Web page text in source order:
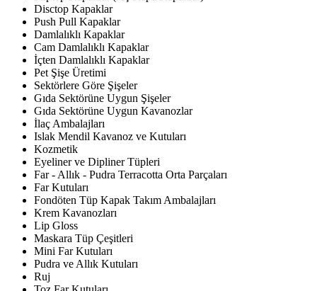
Disctop Kapaklar
Push Pull Kapaklar
Damlalıklı Kapaklar
Cam Damlalıklı Kapaklar
İçten Damlalıklı Kapaklar
Pet Şişe Üretimi
Sektörlere Göre Şişeler
Gıda Sektörüne Uygun Şişeler
Gıda Sektörüne Uygun Kavanozlar
İlaç Ambalajları
Islak Mendil Kavanoz ve Kutuları
Kozmetik
Eyeliner ve Dipliner Tüpleri
Far - Allık - Pudra Terracotta Orta Parçaları
Far Kutuları
Fondöten Tüp Kapak Takım Ambalajları
Krem Kavanozları
Lip Gloss
Maskara Tüp Çeşitleri
Mini Far Kutuları
Pudra ve Allık Kutuları
Ruj